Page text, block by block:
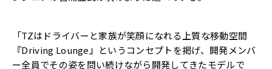
「TZはドライバーと家族が笑顔になれる上質な移動空間
『Driving Lounge』というコンセプトを掲げ、開発メンバ
ー全員でその姿を問い続けながら開発してきたモデルで